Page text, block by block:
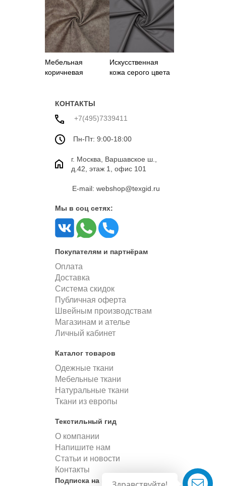
цвета
Мебельная
коричневая
Искусственная
кожа серого цвета
КОНТАКТЫ
+7(495)7339411
Пн-Пт: 9:00-18:00
г. Москва, Варшавское ш.,
д.42, этаж 1, офис 101
E-mail: webshop@texgid.ru
Мы в соц сетях:
Покупателям и партнёрам
Оплата
Доставка
Система скидок
Публичная оферта
Швейным производствам
Магазинам и ателье
Личный кабинет
Каталог товаров
Одежные ткани
Мебельные ткани
Натуральные ткани
Ткани из европы
Текстильный гид
О компании
Напишите нам
Статьи и новости
Контакты
Подписка на новости